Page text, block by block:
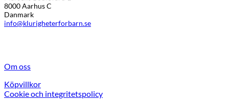
8000 Aarhus C
Danmark
info@klurigheterforbarn.se
Om oss
Köpvillkor
Cookie och integritetspolicy